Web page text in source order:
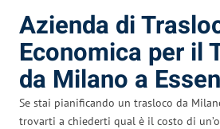
Azienda di
Economica per il
da Milano a Essen
Se stai pianificando un trasloco da
trovarti a chiederti qual è il costo di